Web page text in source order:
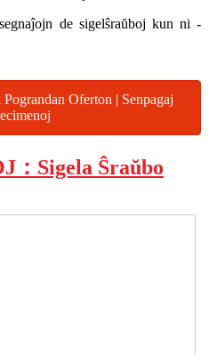
de sigelŝraŭboj kun ni -
Oferton | Senpagaj
：Sigela Ŝraŭbo